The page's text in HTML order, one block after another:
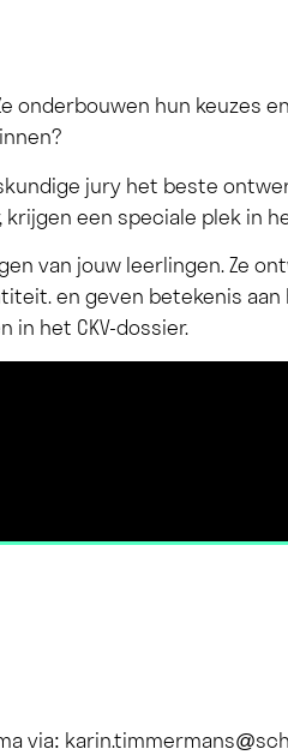
onderbouwen hun keuzes
jury het beste ontwerp
een speciale plek in
van jouw leerlingen. Ze
en geven betekenis aan
het CKV-dossier.
via: